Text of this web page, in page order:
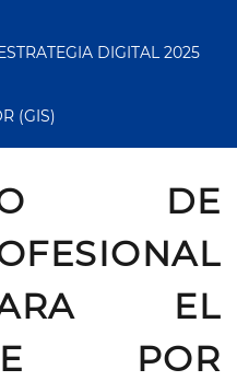
DIGITAL 2025
(GIS)
DE
EL
POR